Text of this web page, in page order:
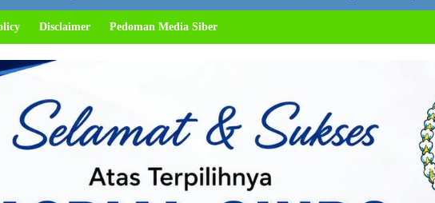
Disclaimer Pedoman Media Siber